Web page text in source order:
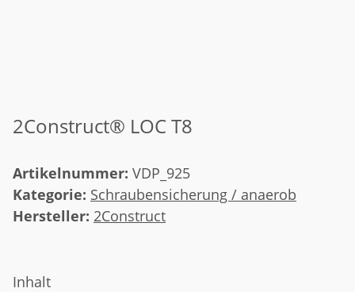
2Construct® LOC T8
Artikelnummer: VDP_925
Kategorie: Schraubensicherung / anaerob
Hersteller: 2Construct
Inhalt